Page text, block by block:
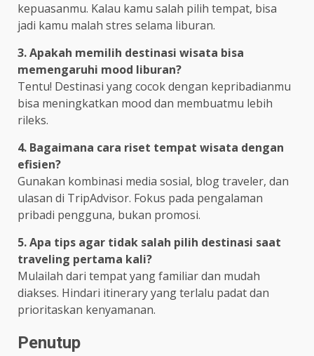
kepuasanmu. Kalau kamu salah pilih tempat, bisa
jadi kamu malah stres selama liburan.
3. Apakah memilih destinasi wisata bisa
memengaruhi mood liburan?
Tentu! Destinasi yang cocok dengan kepribadianmu
bisa meningkatkan mood dan membuatmu lebih
rileks.
4. Bagaimana cara riset tempat wisata dengan
efisien?
Gunakan kombinasi media sosial, blog traveler, dan
ulasan di TripAdvisor. Fokus pada pengalaman
pribadi pengguna, bukan promosi.
5. Apa tips agar tidak salah pilih destinasi saat
traveling pertama kali?
Mulailah dari tempat yang familiar dan mudah
diakses. Hindari itinerary yang terlalu padat dan
prioritaskan kenyamanan.
Penutup